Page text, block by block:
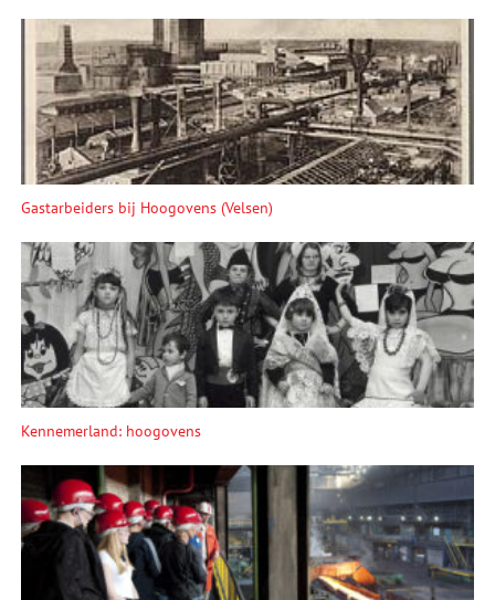
Gastarbeiders bij Hoogovens (Velsen)
Kennemerland: hoogovens